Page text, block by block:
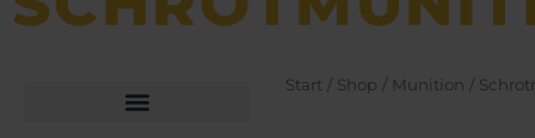
Start / Shop / Munition /